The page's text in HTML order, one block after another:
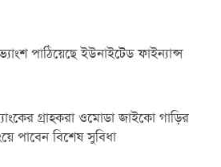
পাঠিয়েছে ইউনাইটেড ফাইন্যান্স
গ্রাহকরা ওমোডা জাইকো গাড়ির
পাবেন বিশেষ সুবিধা